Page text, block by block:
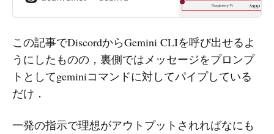
この記事でDiscordからGemini CLIを呼び出せるよ
うにしたものの，裏側ではメッセージをプロンプ
トとしてgeminiコマンドに対してパイプしている
だけ．
一発の指示で理想がアウトプットされればなにも